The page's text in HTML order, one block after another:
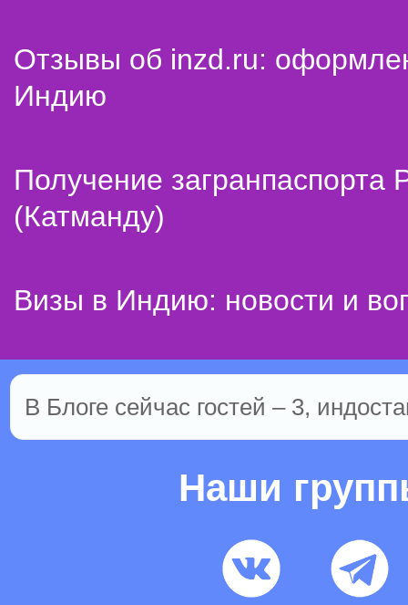
Отзывы об inzd.ru:
Индию
Получение
(Катманду)
Визы в Индию: новости и
В Блоге сейчас гостей – 3,
Наши